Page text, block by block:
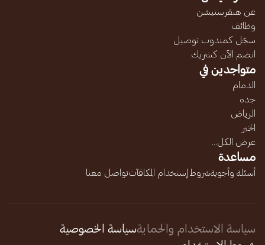
عن هنقرستيشن
وظائف
سجّل كمندوب توصيل
انضم الآن كشريك
متواجدين في
الدمام
جده
الرياض
الخبر
عرض الكل...
مساعدة
أسئلة وأجوبةشروط إستخدام المكافآتتواصل معنا
سياسة الاستخدام والحمايةسياسة الخصوصية